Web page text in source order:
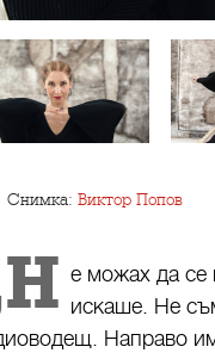
Снимка: Виктор Попов
е можах да се
искаше. Не
Направо